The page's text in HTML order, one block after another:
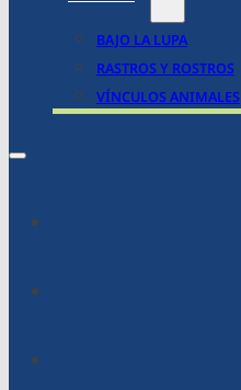
BAJO LA LUPA
RASTROS Y ROSTROS
VÍNCULOS ANIMALES